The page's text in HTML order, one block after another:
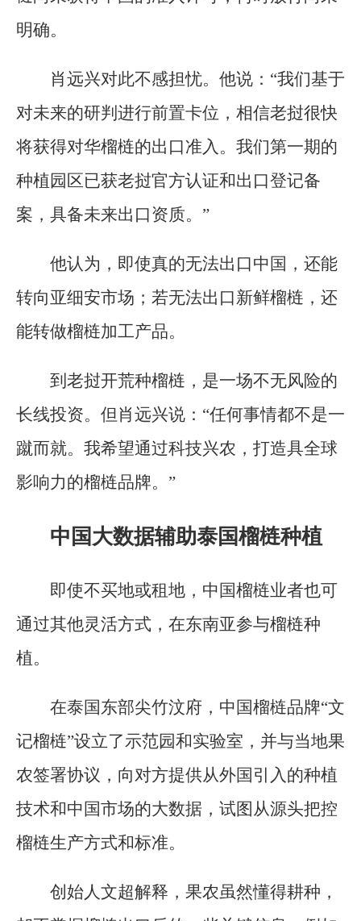
明确。
肖远兴对此不感担忧。他说：“我们基于
对未来的研判进行前置卡位，相信老挝很快
将获得对华榴梿的出口准入。我们第一期的
种植园区已获老挝官方认证和出口登记备
案，具备未来出口资质。”
他认为，即使真的无法出口中国，还能
转向亚细安市场；若无法出口新鲜榴梿，还
能转做榴梿加工产品。
到老挝开荒种榴梿，是一场不无风险的
长线投资。但肖远兴说：“任何事情都不是一
蹴而就。我希望通过科技兴农，打造具全球
影响力的榴梿品牌。”
中国大数据辅助泰国榴梿种植
即使不买地或租地，中国榴梿业者也可
通过其他灵活方式，在东南亚参与榴梿种
植。
在泰国东部尖竹汶府，中国榴梿品牌“文
记榴梿”设立了示范园和实验室，并与当地果
农签署协议，向对方提供从外国引入的种植
技术和中国市场的大数据，试图从源头把控
榴梿生产方式和标准。
创始人文超解释，果农虽然懂得耕种，